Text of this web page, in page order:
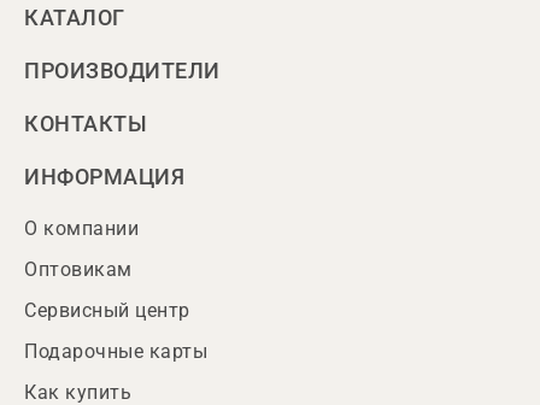
КАТАЛОГ
ПРОИЗВОДИТЕЛИ
КОНТАКТЫ
ИНФОРМАЦИЯ
О компании
Оптовикам
Сервисный центр
Подарочные карты
Как купить